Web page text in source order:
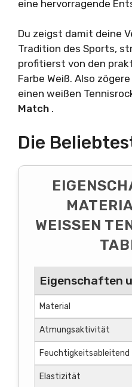
eine hervorragende
Du zeigst damit deine
Tradition des Sports,
profitierst von den
Farbe Weiß. Also
einen weißen
Match .
Die
WEISSEN
Eigenschaften
Material
Atmungsaktivität
Feuchtigkeitsableitend
Elastizität